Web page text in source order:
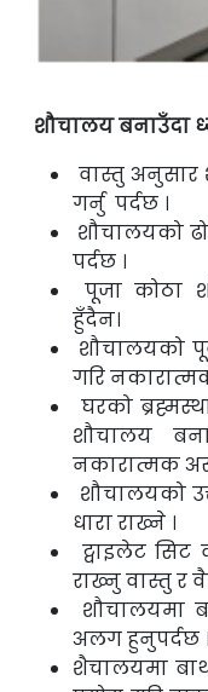
शौचालय बनाउँदा
वास्तु अनुसार
गर्नु पर्दछ ।
शौचालयको
पर्दछ ।
पूजा कोठा
हुँदैन।
शौचालयको
गरि
घरको
शौचालय
नकारात्मक
शौचालयको
धारा राख्ने ।
ट्वाइलेट
राख्नु वास्तु र
शौचालयमा
अलग हुनुपर्दछ ।
शैचालयमा